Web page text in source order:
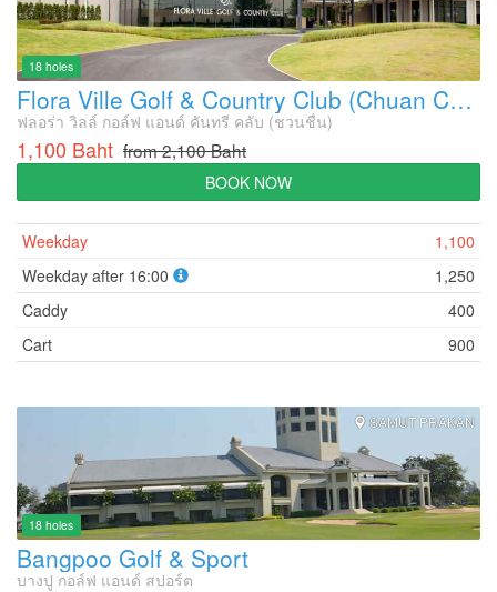
18 holes
Flora Ville Golf & Country Club (Chuan Chuen)
ฟลอร่า วิลล์ กอล์ฟ แอนด์ คันทรี คลับ (ชวนชื่น)
1,100 Baht from 2,100 Baht
BOOK NOW
Weekday
1,100
Weekday after 16:00
1,250
Caddy
400
Cart
900
SAMUT PRAKAN
18 holes
Bangpoo Golf & Sport
บางปู กอล์ฟ แอนด์ สปอร์ต